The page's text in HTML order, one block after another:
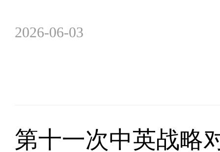
2026-06-03
第十一次中英战略